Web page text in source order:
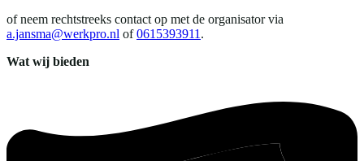
of neem rechtstreeks contact op met de organisator via
a.jansma@werkpro.nl of 0615393911 .
Wat wij bieden